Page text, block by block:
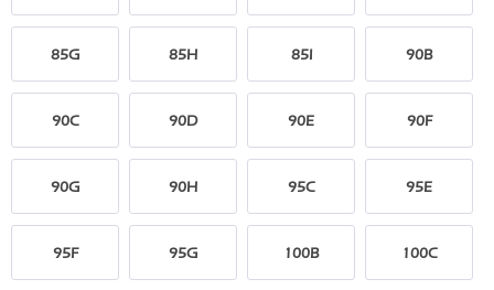
85G 85H 85I 90B
90C 90D 90E 90F
90G 90H 95C 95E
95F 95G 100B 100C